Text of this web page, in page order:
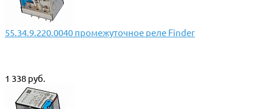
55.34.9.220.0040 промежуточное реле Finder
1 338 руб.